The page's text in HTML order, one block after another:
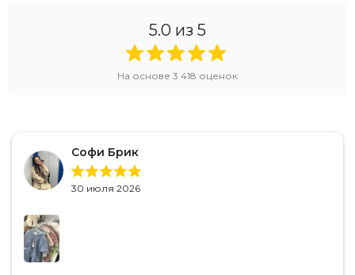
5.0 из 5
На основе 3 418 оценок
Софи Брик
30 июля 2026